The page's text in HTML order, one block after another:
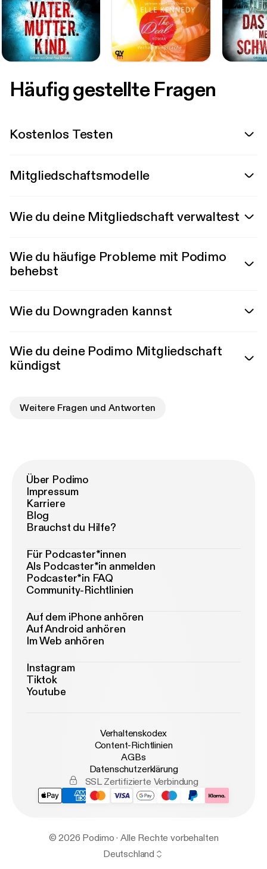
Häufig gestellte Fragen
Kostenlos Testen
Mitgliedschaftsmodelle
Wie du deine Mitgliedschaft verwaltest
Wie du häufige Probleme mit Podimo
behebst
Wie du Downgraden kannst
Wie du deine Podimo Mitgliedschaft
kündigst
Weitere Fragen und Antworten
Über Podimo
Impressum
Karriere
Blog
Brauchst du Hilfe?
Für Podcaster*innen
Als Podcaster*in anmelden
Podcaster*in FAQ
Community-Richtlinien
Auf dem iPhone anhören
Auf Android anhören
Im Web anhören
Instagram
Tiktok
Youtube
Verhaltenskodex
Content-Richtlinien
AGBs
Datenschutzerklärung
SSL Zertifizierte Verbindung
© 2026 Podimo · Alle Rechte vorbehalten
Deutschland